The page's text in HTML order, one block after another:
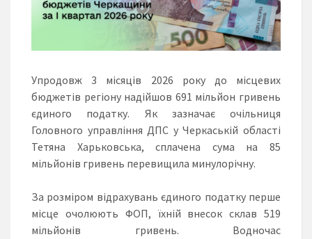
Упродовж 3 місяців 2026 року до місцевих
бюджетів регіону надійшов 691 мільйон гривень
єдиного податку. Як зазначає очільниця
Головного управління ДПС у Черкаській області
Тетяна Харьковська, сплачена сума на 85
мільйонів гривень перевищила минулорічну.
За розміром відрахувань єдиного податку перше
місце очолюють ФОП, їхній внесок склав 519
мільйонів гривень. Водночас